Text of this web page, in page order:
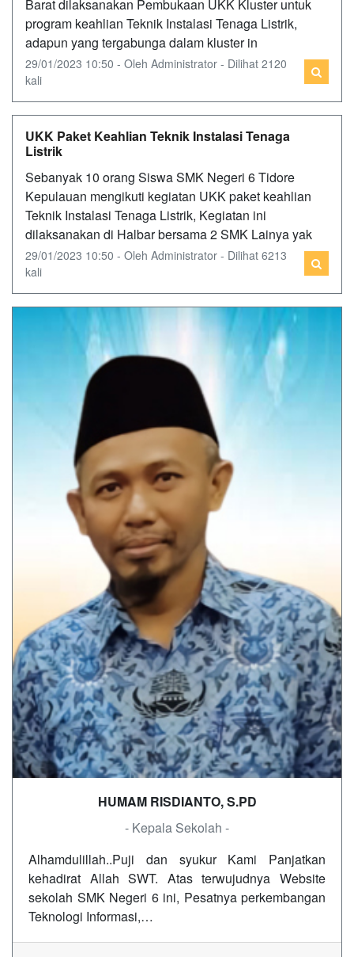
Barat dilaksanakan Pembukaan UKK Kluster untuk
program keahlian Teknik Instalasi Tenaga Listrik,
adapun yang tergabunga dalam kluster in
29/01/2023 10:50 - Oleh Administrator - Dilihat 2120
kali
UKK Paket Keahlian Teknik Instalasi Tenaga
Listrik
Sebanyak 10 orang Siswa SMK Negeri 6 Tidore
Kepulauan mengikuti kegiatan UKK paket keahlian
Teknik Instalasi Tenaga Listrik, Kegiatan ini
dilaksanakan di Halbar bersama 2 SMK Lainya yak
29/01/2023 10:50 - Oleh Administrator - Dilihat 6213
kali
HUMAM RISDIANTO, S.PD
- Kepala Sekolah -
Alhamdulillah..Puji dan syukur Kami Panjatkan
kehadirat Allah SWT. Atas terwujudnya Website
sekolah SMK Negeri 6 ini, Pesatnya perkembangan
Teknologi Informasi,…